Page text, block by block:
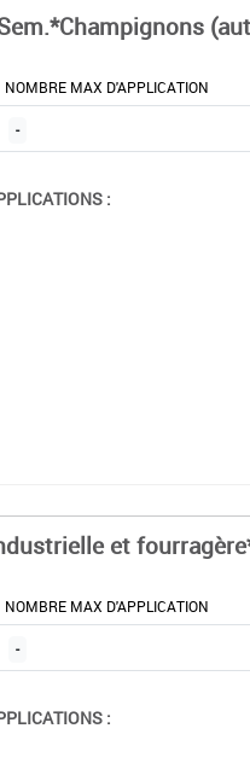
NOMBRE MAX D'APPLICATION
-
:
et
NOMBRE MAX D'APPLICATION
-
: